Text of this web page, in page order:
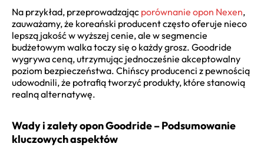
Na przykład, przeprowadzając porównanie opon Nexen,
zauważamy, że koreański producent często oferuje nieco
lepszą jakość w wyższej cenie, ale w segmencie
budżetowym walka toczy się o każdy grosz. Goodride
wygrywa ceną, utrzymując jednocześnie akceptowalny
poziom bezpieczeństwa. Chińscy producenci z pewnością
udowodnili, że potrafią tworzyć produkty, które stanowią
realną alternatywę.
Wady i zalety opon Goodride – Podsumowanie
kluczowych aspektów